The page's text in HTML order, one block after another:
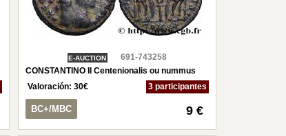
E-AUCTION
691-743258
CONSTANTINO II Centenionalis ou nummus
Valoración:30€ 3 participantes
BC+/MBC 9 €